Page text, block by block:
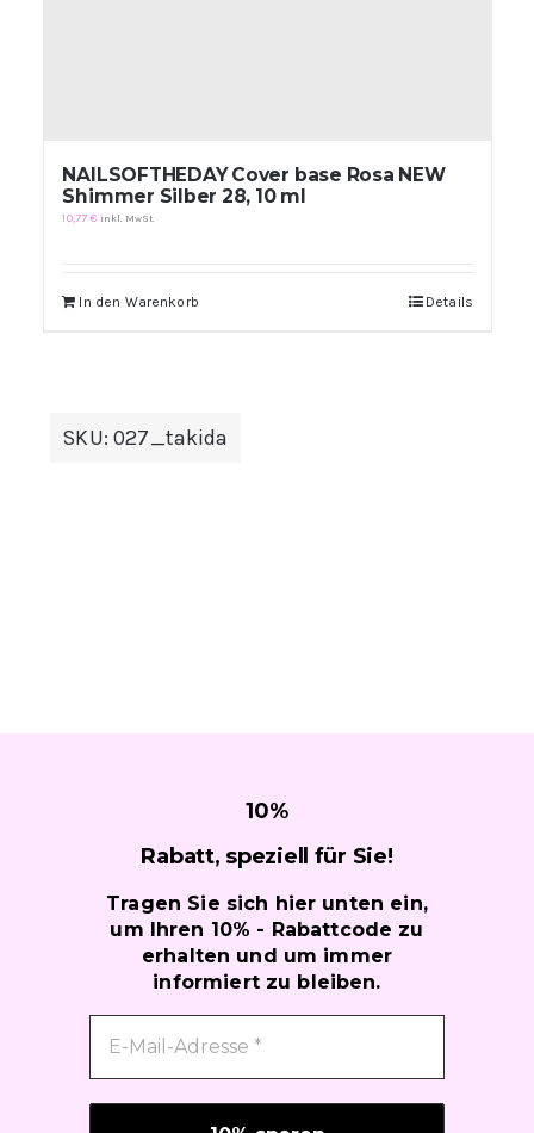
NAILSOFTHEDAY Cover base Rosa NEW
Shimmer Silber 28, 10 ml
10,77€ inkl. MwSt.
In den Warenkorb Details
SKU:027_takida
10%
Rabatt, speziell für Sie!
Tragen Sie sich hier unten ein,
um Ihren 10% - Rabattcode zu
erhalten und um immer
informiert zu bleiben.